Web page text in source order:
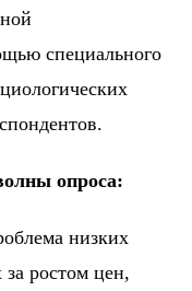
специального
опроса:
низких
ростом цен,